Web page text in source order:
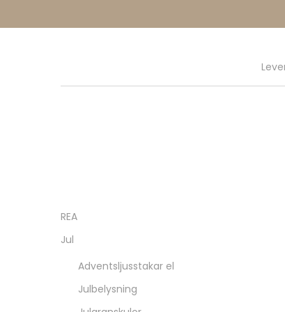
REA
Jul
Adventsljusstakar el
Julbelysning